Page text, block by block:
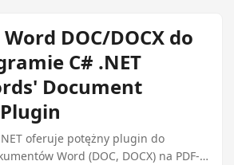
DOC/DOCX do
C# .NET
Document
oferuje potężny plugin do
Word (DOC, DOCX) na PDF-y